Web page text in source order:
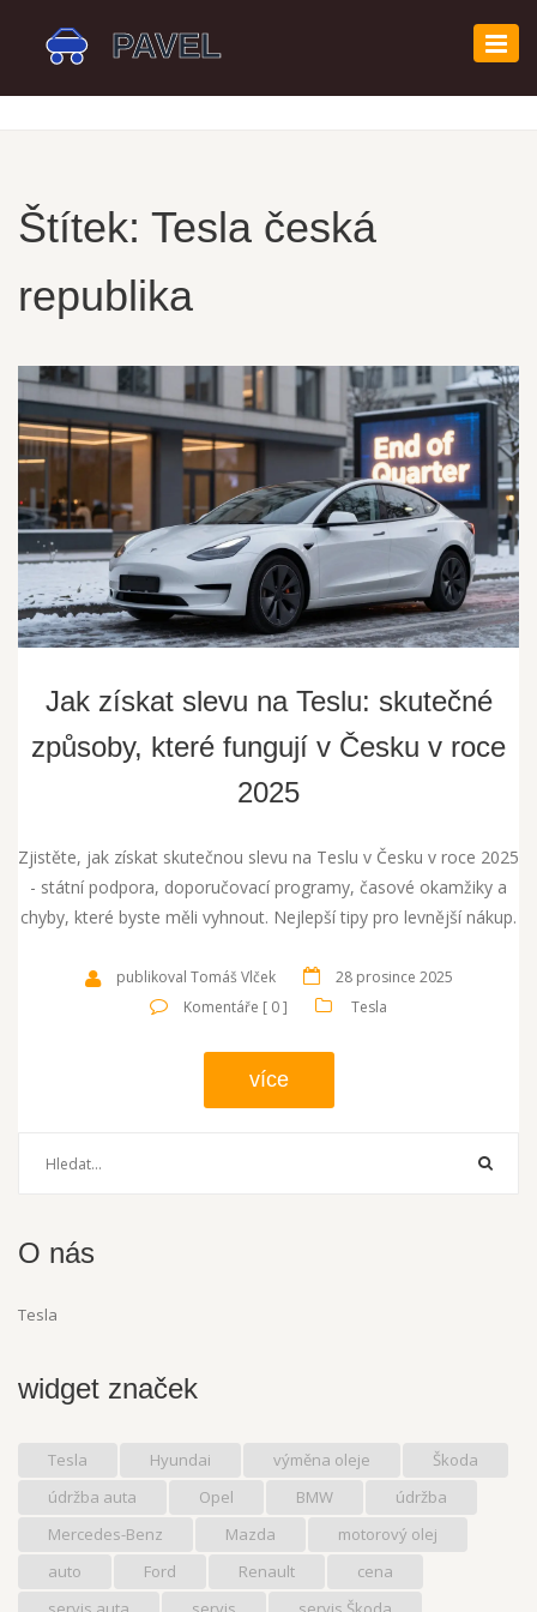
Štítek: Tesla česká
republika
Jak získat slevu na Teslu: skutečné
způsoby, které fungují v Česku v roce
2025
Zjistěte, jak získat skutečnou slevu na Teslu v Česku v roce 2025
- státní podpora, doporučovací programy, časové okamžiky a
chyby, které byste měli vyhnout. Nejlepší tipy pro levnější nákup.
publikoval Tomáš Vlček
28 prosince 2025
Komentáře [ 0 ]
Tesla
více
O nás
Tesla
widget značek
Tesla Hyundai výměna oleje
Škoda
údržba auta
Opel BMW
údržba
Mercedes-Benz
Mazda
motorový olej
auto
Ford Renault
cena